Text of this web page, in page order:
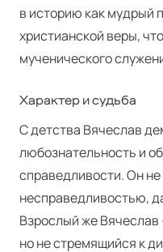
в историю как мудрый
христианской веры,
мученического
Характер и судьба
С детства Вячеслав
любознательность и
справедливости. Он
несправедливостью,
Взрослый же
но не стремящийся к